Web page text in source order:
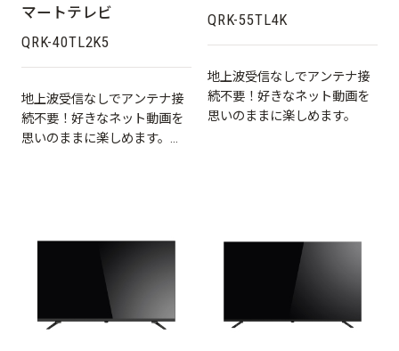
マートテレビ
QRK-40TL2K5
地上波受信なしでアンテナ接
続不要！好きなネット動画を
思いのままに楽しめます。
QRK-55TL4K
地上波受信なしでアンテナ接
続不要！好きなネット動画を
思いのままに楽しめます。